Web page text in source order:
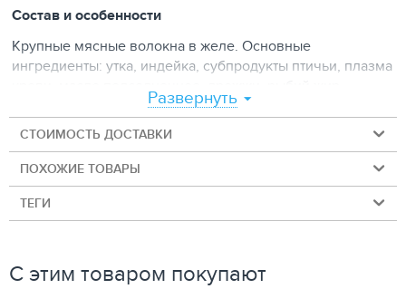
Состав и особенности
Крупные мясные волокна в желе. Основные
ингредиенты: утка, индейка, субпродукты птичьи, плазма
морские водоросли, цитрат калия, травы, почечный
сбор. Ключевые компоненты:
— для здоровья
мочевыводящих путей;
усваиваемое мясо с полноценным белком;
для зрения, репродуктивной и выделительной систем;
юкка Шидигера
влажность (около 82%) важна для правильной работы
Для кого
Развернуть
СТОИМОСТЬ ДОСТАВКИ
ПОХОЖИЕ ТОВАРЫ
ТЕГИ
С этим товаром покупают